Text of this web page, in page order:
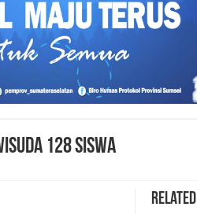
128 SISWA